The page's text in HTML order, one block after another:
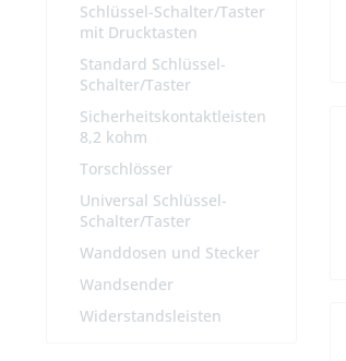
Schlüssel-Schalter/Taster
mit Drucktasten
Standard Schlüssel-
Schalter/Taster
Sicherheitskontaktleisten
8,2 kohm
Torschlösser
Universal Schlüssel-
Schalter/Taster
Wanddosen und Stecker
Wandsender
Widerstandsleisten